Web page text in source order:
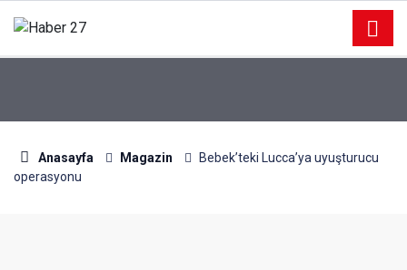
Anasayfa Magazin
Bebek’teki Lucca’ya uyuşturucu
operasyonu